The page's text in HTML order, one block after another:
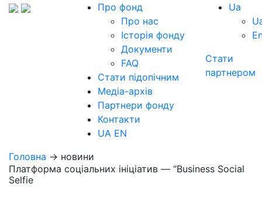
Про фонд
Про нас
Історія фонду
Документи
FAQ
Стати підопічним
Медіа-архів
Партнери фонду
Контакти
UA EN
Ua
Стати
партнером
Головна → новини
Платформа соціальних ініціатив — “Вusiness Social
Selfie